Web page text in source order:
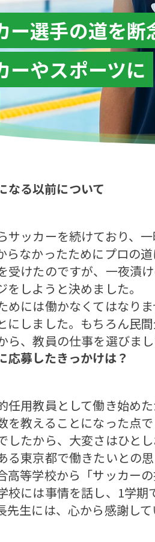
選手の道を断
ーやスポーツに
なる以前について
ッカーを続けており、
らなかったためにプロの
受けたのですが、一夜漬
しようと決めました。
には働かなくてはなり
にしました。もちろん民
、教員の仕事を選びまし
応募したきっかけは？
用教員として働き始め
を教えることになった点
したから、大変さはひと
る東京都で働きたいとの
等学校から「サッカー
校には事情を話し、1学
生には、心から感謝して